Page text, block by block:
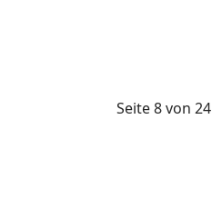
Seite 8 von 24